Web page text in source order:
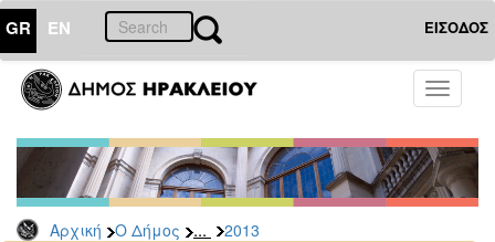
GR EN ΕΙΣΟΔΟΣ
Toggle
Αρχική Ο Δήμος ... 2013
ΔΗΜΟΣ
Διακηρύξεις
Δημοπρασίες
Αρχείο